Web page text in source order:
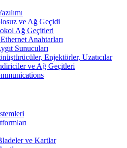
ve Ağ Geçidi
Ağ Geçitleri
Anahtarları
Sunucuları
Enjektörler, Uzatıcılar
ve Ağ Geçitleri
ve Kartlar